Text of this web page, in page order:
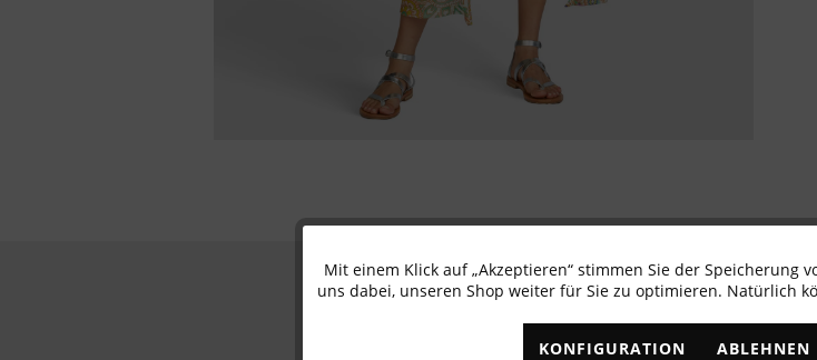
Newsletter abonnieren & 10% -
✓ Exklusive Angebote ✓ Die
Funktionale
Mit einem Klick auf „Akzeptieren“ stimmen Sie der Speicherung
uns dabei, unseren Shop weiter für Sie zu optimieren. Natürlich
KONFIGURATION ABLEHNEN